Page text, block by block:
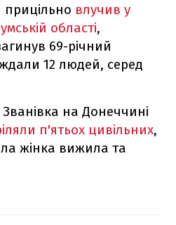
прицільно влучив у
області,
69-річний
12 людей, серед
на Донеччині
п'ятьох цивільних,
жінка вижила та